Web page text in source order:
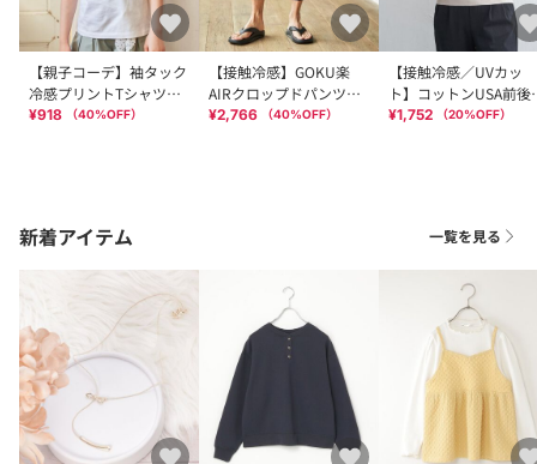
【親子コーデ】袖タック
冷感プリントTシャツ
（120~160cm）
¥918 （40%OFF）
【接触冷感】GOKU楽
AIRクロップドパンツ
【セットアップ対応】
¥2,766 （40%OFF）
【接触冷感／UVカッ
ト】コットンUSA前後
ースタンクトップ
¥1,752 （20%OFF）
新着アイテム 一覧を見る